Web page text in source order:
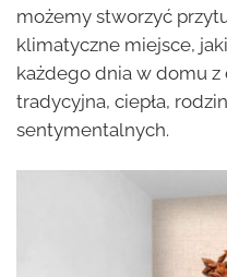
możemy stworzyć
klimatyczne miejsce,
każdego dnia w domu z
tradycyjna, ciepła,
sentymentalnych.